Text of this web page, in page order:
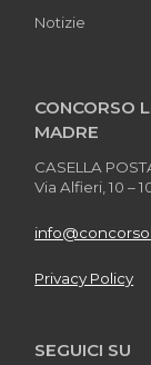
Notizie
CONCORSO
MADRE
CASELLA
Via Alfieri, 10 –
Privacy Policy
SEGUICI SU